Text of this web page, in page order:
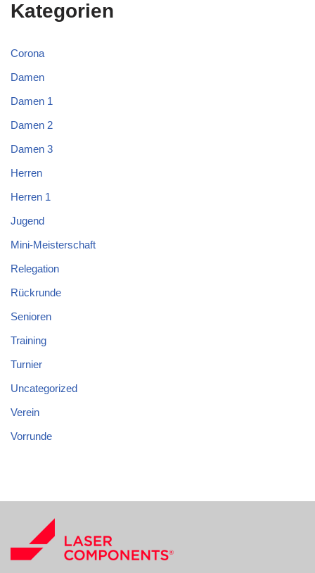
Kategorien
Corona
Damen
Damen 1
Damen 2
Damen 3
Herren
Herren 1
Jugend
Mini-Meisterschaft
Relegation
Rückrunde
Senioren
Training
Turnier
Uncategorized
Verein
Vorrunde